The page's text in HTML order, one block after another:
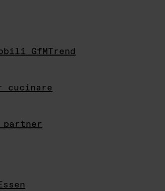
GfMTrend
cucinare
partner